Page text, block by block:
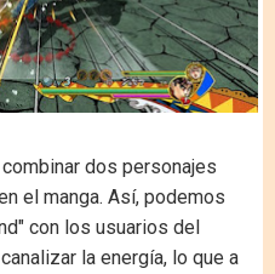
dos personajes
el manga. Así, podemos
con los usuarios del
la energía, lo que a